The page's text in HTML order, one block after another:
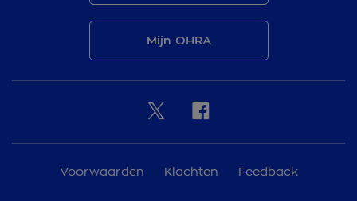
Mijn OHRA
Voorwaarden Klachten Feedback